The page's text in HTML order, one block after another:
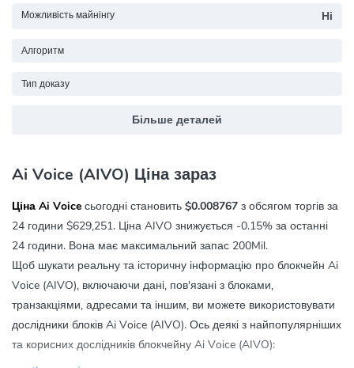
Можливість майнінгу Ні
Алгоритм
Тип доказу
Більше деталей
Ai Voice (AIVO) Ціна зараз
Ціна Ai Voice сьогодні становить $0.008767 з обсягом торгів за
24 години $629,251. Ціна AIVO знижується -0.15% за останні
24 години. Вона має максимальний запас 200Mil.
Щоб шукати реальну та історичну інформацію про блокчейн Ai
Voice (AIVO), включаючи дані, пов'язані з блоками,
транзакціями, адресами та іншим, ви можете використовувати
дослідники блоків Ai Voice (AIVO). Ось деякі з найпопулярніших
та корисних дослідників блокчейну Ai Voice (AIVO):